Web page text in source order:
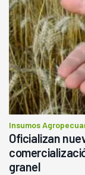
Insumos
Oficializan
granel